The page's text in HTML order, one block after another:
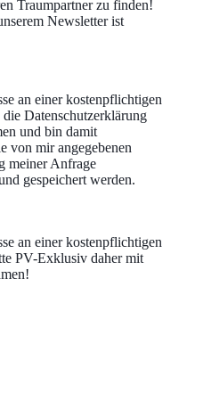
Traumpartner zu finden!
Newsletter ist
an einer kostenpflichtigen
Datenschutzerklärung
und bin damit
von mir angegebenen
meiner Anfrage
gespeichert werden.
an einer kostenpflichtigen
PV-Exklusiv daher mit